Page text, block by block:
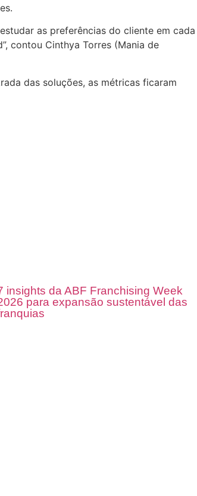
as preferências do cliente em cada
contou Cinthya Torres (Mania de
das soluções, as métricas ficaram
insights da ABF Franchising Week
para expansão sustentável das